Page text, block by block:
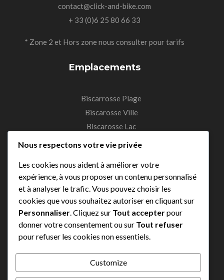
contact@click-and-bike.com
+ 33 (0)6 25 80 66 33
* Zone 2 et Hors zone nous consulter pour tarifs
Emplacements
Biscarrosse Plage
Biscarosse Ville
Biscarosse Lac
Sanguinet
A Propos
Contactez nous
Louer votre vélo
Nos Tarifs
Nous respectons votre vie privée
Les cookies nous aident à améliorer votre
expérience, à vous proposer un contenu personnalisé
et à analyser le trafic. Vous pouvez choisir les
cookies que vous souhaitez autoriser en cliquant sur
Personnaliser . Cliquez sur Tout accepterpour
donner votre consentement ou sur Tout refuser
pour refuser les cookies non essentiels.
Customize